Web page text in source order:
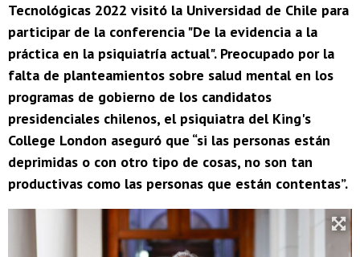
Tecnológicas 2022 visitó la Universidad de Chile para
participar de la conferencia "De la evidencia a la
práctica en la psiquiatría actual". Preocupado por la
falta de planteamientos sobre salud mental en los
programas de gobierno de los candidatos
presidenciales chilenos, el psiquiatra del King's
College London aseguró que “si las personas están
deprimidas o con otro tipo de cosas, no son tan
productivas como las personas que están contentas”.